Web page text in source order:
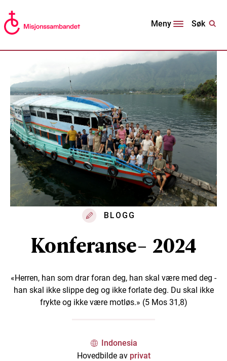
Meny Søk
BLOGG
Konferanse- 2024
«Herren, han som drar foran deg, han skal være med deg -
han skal ikke slippe deg og ikke forlate deg. Du skal ikke
frykte og ikke være motløs.» (5 Mos 31,8)
Indonesia
Hovedbilde av privat